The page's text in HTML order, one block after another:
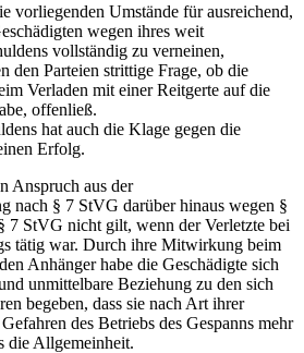
vorliegenden Umstände für ausreichend,
wegen ihres weit
vollständig zu verneinen,
den Parteien strittige Frage, ob die
Verladen mit einer Reitgerte auf die
offenließ.
hat auch die Klage gegen die
Erfolg.
Anspruch aus der
nach § 7 StVG darüber hinaus wegen §
7 StVG nicht gilt, wenn der Verletzte bei
tätig war. Durch ihre Mitwirkung beim
Anhänger habe die Geschädigte sich
unmittelbare Beziehung zu den sich
begeben, dass sie nach Art ihrer
des Betriebs des Gespanns mehr
die Allgemeinheit.